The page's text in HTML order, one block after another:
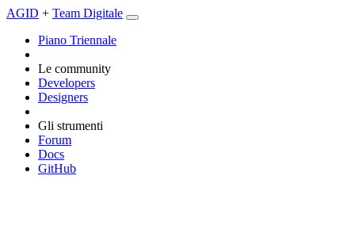
AGID + Team Digitale
Piano Triennale
Le community
Developers
Designers
Gli strumenti
Forum
Docs
GitHub